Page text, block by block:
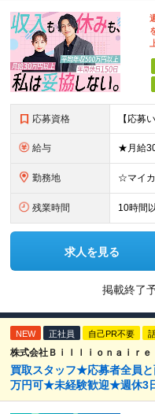
応募資格
給与
勤務地
残業時間 10時間
求人を見る
掲載終了
NEW 正社員 自己PR不要
株式会社Ｂｉｌｌｉｏｎａｉｒｅ
買取スタッフ★応募者全員
万円可★未経験歓迎★週休3